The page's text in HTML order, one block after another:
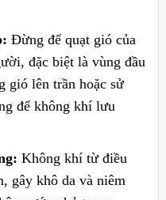
Đừng để quạt gió của
đặc biệt là vùng đầu
gió lên trần hoặc sử
để không khí lưu
Không khí từ điều
gây khô da và niêm